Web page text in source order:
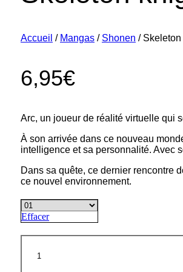
Accueil / Mangas / Shonen /
6,95€
Arc, un joueur de réalité virtuelle qui
À son arrivée dans ce nouveau
intelligence et sa personnalité. Avec
Dans sa quête, ce dernier rencontre
ce nouvel environnement.
Effacer
quantité
Skeleton